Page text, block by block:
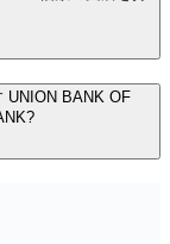
UNION BANK OF